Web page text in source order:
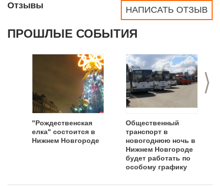
НАПИСАТЬ ОТЗЫВ
Отзывы
ПРОШЛЫЕ СОБЫТИЯ
>
"Рождественская
елка" состоится в
Нижнем Новгороде
Общественный
транспорт в
новогоднюю ночь в
Нижнем Новгороде
будет работать по
особому графику